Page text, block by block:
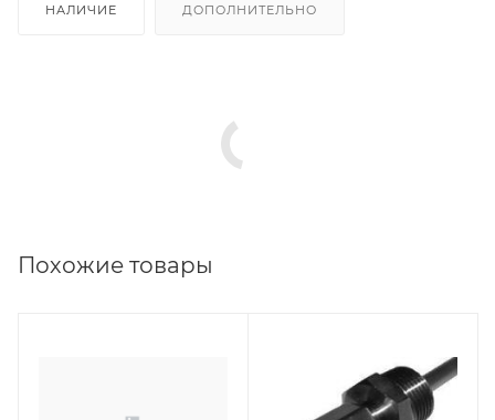
НАЛИЧИЕ ДОПОЛНИТЕЛЬНО
Похожие товары